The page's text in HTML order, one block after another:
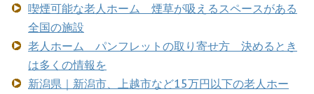
喫煙可能な老人ホーム 煙草が吸えるスペースがある
全国の施設
老人ホーム パンフレットの取り寄せ方 決めるとき
は多くの情報を
新潟県｜新潟市、上越市など15万円以下の老人ホー